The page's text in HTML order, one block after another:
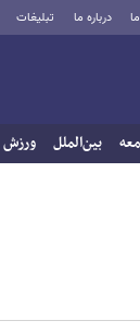
درباره ما تبلیغات
بین‌الملل ورزش